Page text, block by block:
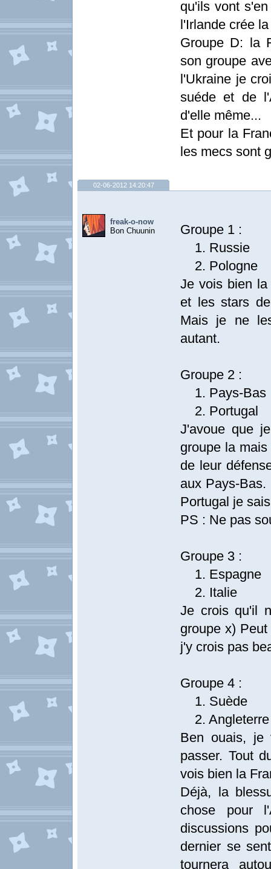
qu'ils vont
l'Irlande crée
Groupe D: la
son groupe
l'Ukraine je
suéde et de
d'elle même...
Et pour la
les mecs sont
02-06-2012 14:20:47
freak-o-now
Bon Chuunin
Groupe 1 :
1. Russie
2. Pologne
Je vois bien la
et les stars
Mais je ne
autant.
Groupe 2 :
1. Pays-Bas
2. Portugal
J'avoue que
groupe la
de leur
aux Pays-
Portugal je
PS : Ne pas
Groupe 3 :
1. Espagne
2. Italie
Je crois qu'il
groupe x)
j'y crois pas
Groupe 4 :
1. Suède
2. Angleterre
Ben ouais, je
passer. Tout
vois bien la
Déjà, la
chose pour
discussions
dernier se
tournera